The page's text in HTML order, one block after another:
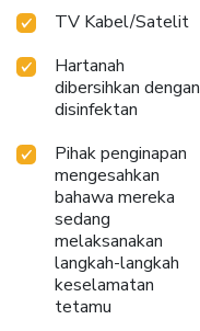
TV Kabel/Satelit
Hartanah
dibersihkan dengan
disinfektan
Pihak penginapan
mengesahkan
bahawa mereka
sedang
melaksanakan
langkah-langkah
keselamatan
tetamu